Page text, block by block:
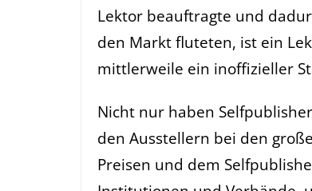
Lektor beauftragte und
den Markt fluteten, ist ein
mittlerweile ein inoffizieller
Nicht nur haben
den Ausstellern bei den
Preisen und dem